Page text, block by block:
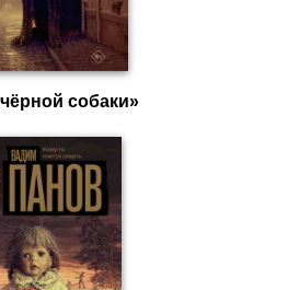
собаки»